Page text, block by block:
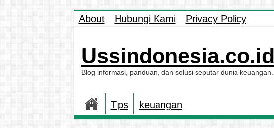
About Hubungi Kami Privacy Policy
Ussindonesia.co.id
Blog informasi, panduan, dan solusi seputar dunia keuangan.
Tips keuangan